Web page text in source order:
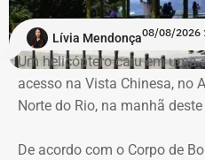
Para dar apoio às buscas do
ICMBio informou que um
Estrada da Vista Chinesa, em
Vista Chinesa, foi interditado.
Lívia Mendonça08/08/2026
Um helicóptero caiu em uma
acesso na Vista Chinesa, no
Norte do Rio, na manhã
De acordo com o Corpo de